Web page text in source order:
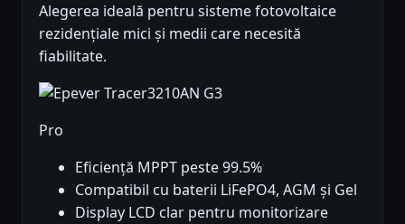
Alegerea ideală pentru sisteme fotovoltaice
rezidențiale mici și medii care necesită
fiabilitate.
Pro
Eficiență MPPT peste 99.5%
Compatibil cu baterii LiFePO4, AGM și Gel
Display LCD clar pentru monitorizare